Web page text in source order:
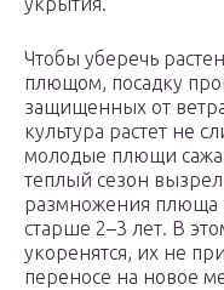
Чтобы уберечь
плющом, посадку
защищенных от
культура растет не
молодые плющи
теплый сезон
размножения плюща
старше 2–3 лет. В
укоренятся, их не
переносе на новое